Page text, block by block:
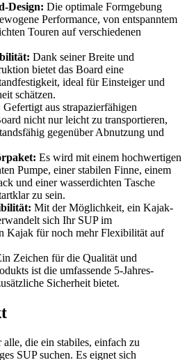
Design: Die optimale Formgebung
Performance, von entspanntem
Touren auf verschiedenen
Dank seiner Breite und
bietet das Board eine
ideal für Einsteiger und
schätzen.
Gefertigt aus strapazierfähigen
nicht nur leicht zu transportieren,
gegenüber Abnutzung und
Es wird mit einem hochwertigen
Pumpe, einer stabilen Finne, einem
und einer wasserdichten Tasche
zu sein.
Mit der Möglichkeit, ein Kajak-
sich Ihr SUP im
Kajak für noch mehr Flexibilität auf
Zeichen für die Qualität und
ist die umfassende 5-Jahres-
Sicherheit bietet.
die ein stabiles, einfach zu
SUP suchen. Es eignet sich